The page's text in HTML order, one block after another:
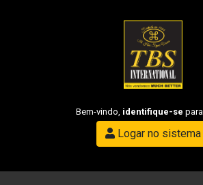
Bem-vindo, identifique-se
Logar no sistema